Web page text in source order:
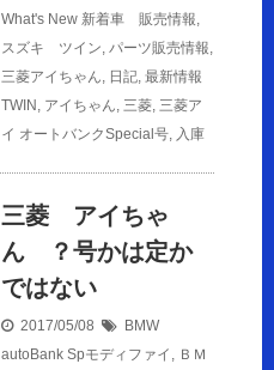
What's New 新着車 販売情報,
スズキ ツイン, パーツ販売情報,
三菱アイちゃん, 日記, 最新情報
TWIN , アイちゃん, 三菱, 三菱ア
イ オートバンクSpecial号, 入庫
三菱 アイちゃ
ん ？号かは定か
ではない
2017/05/08
BMW
autoBank Spモディファイ , ＢＭ